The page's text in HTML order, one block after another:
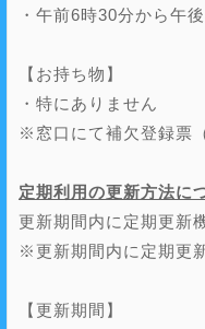
・午前6時30分から午
【お持ち物】
・特にありません
※窓口にて補欠登録票
定期利用の更新方法に
更新期間内に定期更新
※更新期間内に定期更
【更新期間】